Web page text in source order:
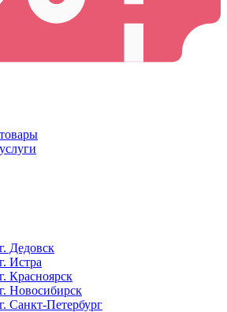
Дедовск
Истра
Красноярск
Новосибирск
Санкт-Петербург